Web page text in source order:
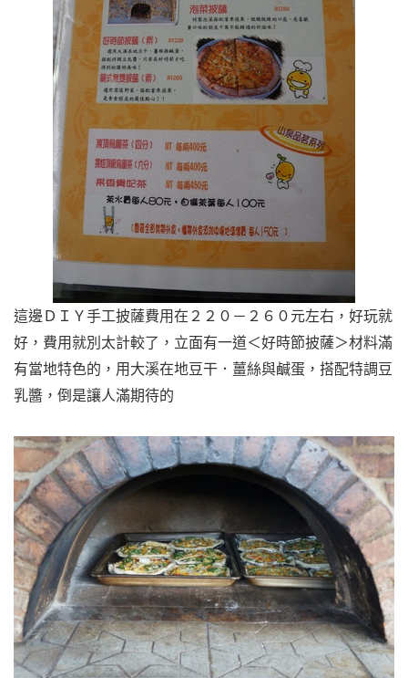
這邊ＤＩＹ手工披薩費用在２２０－２６０元左右，好玩就
好，費用就別太計較了，立面有一道＜好時節披薩＞材料滿
有當地特色的，用大溪在地豆干．薑絲與鹹蛋，搭配特調豆
乳醬，倒是讓人滿期待的